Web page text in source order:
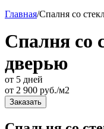
Главная/Спалня со
Спалня со
дверью
от 5 дней
от 2 900 руб./м2
Заказать